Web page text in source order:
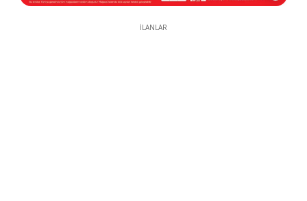
İLANLAR